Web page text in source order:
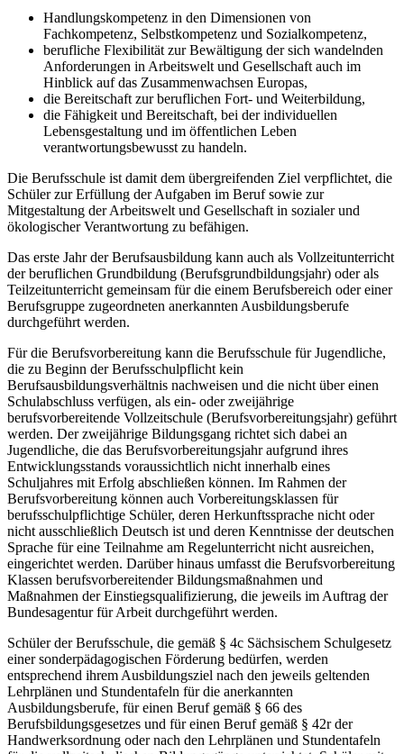
Handlungskompetenz in den Dimensionen von
Fachkompetenz, Selbstkompetenz und Sozialkompetenz,
berufliche Flexibilität zur Bewältigung der sich wandelnden
Anforderungen in Arbeitswelt und Gesellschaft auch im
Hinblick auf das Zusammenwachsen Europas,
die Bereitschaft zur beruflichen Fort- und Weiterbildung,
die Fähigkeit und Bereitschaft, bei der individuellen
Lebensgestaltung und im öffentlichen Leben
verantwortungsbewusst zu handeln.
Die Berufsschule ist damit dem übergreifenden Ziel verpflichtet, die
Schüler zur Erfüllung der Aufgaben im Beruf sowie zur
Mitgestaltung der Arbeitswelt und Gesellschaft in sozialer und
ökologischer Verantwortung zu befähigen.
Das erste Jahr der Berufsausbildung kann auch als Vollzeitunterricht
der beruflichen Grundbildung (Berufsgrundbildungsjahr) oder als
Teilzeitunterricht gemeinsam für die einem Berufsbereich oder einer
Berufsgruppe zugeordneten anerkannten Ausbildungsberufe
durchgeführt werden.
Für die Berufsvorbereitung kann die Berufsschule für Jugendliche,
die zu Beginn der Berufsschulpflicht kein
Berufsausbildungsverhältnis nachweisen und die nicht über einen
Schulabschluss verfügen, als ein- oder zweijährige
berufsvorbereitende Vollzeitschule (Berufsvorbereitungsjahr) geführt
werden. Der zweijährige Bildungsgang richtet sich dabei an
Jugendliche, die das Berufsvorbereitungsjahr aufgrund ihres
Entwicklungsstands voraussichtlich nicht innerhalb eines
Schuljahres mit Erfolg abschließen können. Im Rahmen der
Berufsvorbereitung können auch Vorbereitungsklassen für
berufsschulpflichtige Schüler, deren Herkunftssprache nicht oder
nicht ausschließlich Deutsch ist und deren Kenntnisse der deutschen
Sprache für eine Teilnahme am Regelunterricht nicht ausreichen,
eingerichtet werden. Darüber hinaus umfasst die Berufsvorbereitung
Klassen berufsvorbereitender Bildungsmaßnahmen und
Maßnahmen der Einstiegsqualifizierung, die jeweils im Auftrag der
Bundesagentur für Arbeit durchgeführt werden.
Schüler der Berufsschule, die gemäß § 4c Sächsischem Schulgesetz
einer sonderpädagogischen Förderung bedürfen, werden
entsprechend ihrem Ausbildungsziel nach den jeweils geltenden
Lehrplänen und Stundentafeln für die anerkannten
Ausbildungsberufe, für einen Beruf gemäß § 66 des
Berufsbildungsgesetzes und für einen Beruf gemäß § 42r der
Handwerksordnung oder nach den Lehrplänen und Stundentafeln